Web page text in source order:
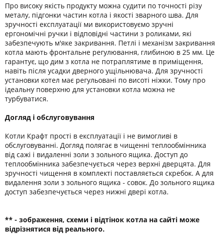
Про високу якість продукту можна судити по точності різу
металу, підгонки частин котла і якості зварного шва. Для
зручності експлуатації ми використовуємо зручні
ергономічні ручки і відповідні частини з роликами, які
забезпечують м'яке закривання. Петлі і механізм закривання
котла мають фронтальне регулювання, глибиною в 25 мм. Це
гарантує, що дим з котла не потраплятиме в приміщення,
навіть після усадки дверного ущільнювача. Для зручності
установки котел має регульовані по висоті ніжки. Тому про
ідеальну поверхню для установки котла можна не
турбуватися.
Догляд і обслуговування
Котли Крафт прості в експлуатації і не вимогливі в
обслуговуванні. Догляд полягає в чищенні теплообмінника
від сажі і видаленні золи з зольного ящика. Доступ до
теплообмінника забезпечується через верхні дверцята. Для
зручності чищення в комплекті поставляється скребок. А для
видалення золи з зольного ящика - совок. До зольного ящика
доступ забезпечується через нижні двері котла.
** - зображення, схеми і відтінок котла на сайті може
відрізнятися від реального.